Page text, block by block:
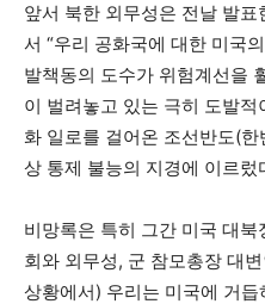
앞서 북한 외무성은 전날 발
서 “우리 공화국에 대한 미국
발책동의 도수가 위험계선을
이 벌려놓고 있는 극히 도발
화 일로를 걸어온 조선반도(
상 통제 불능의 지경에 이르렀
비망록은 특히 그간 미국 대
회와 외무성, 군 참모총장 대
상황에서) 우리는 미국에 거